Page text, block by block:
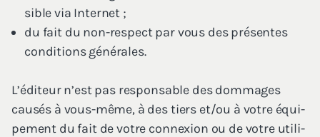
sible via Internet ;
du fait du non-res­pect par vous des pré­sentes
condi­tions générales.
L’é­di­teur n’est pas res­pon­sable des dom­mages
cau­sés à vous-même, à des tiers et/​ou à votre équi­
pe­ment du fait de votre connexion ou de votre uti­li­